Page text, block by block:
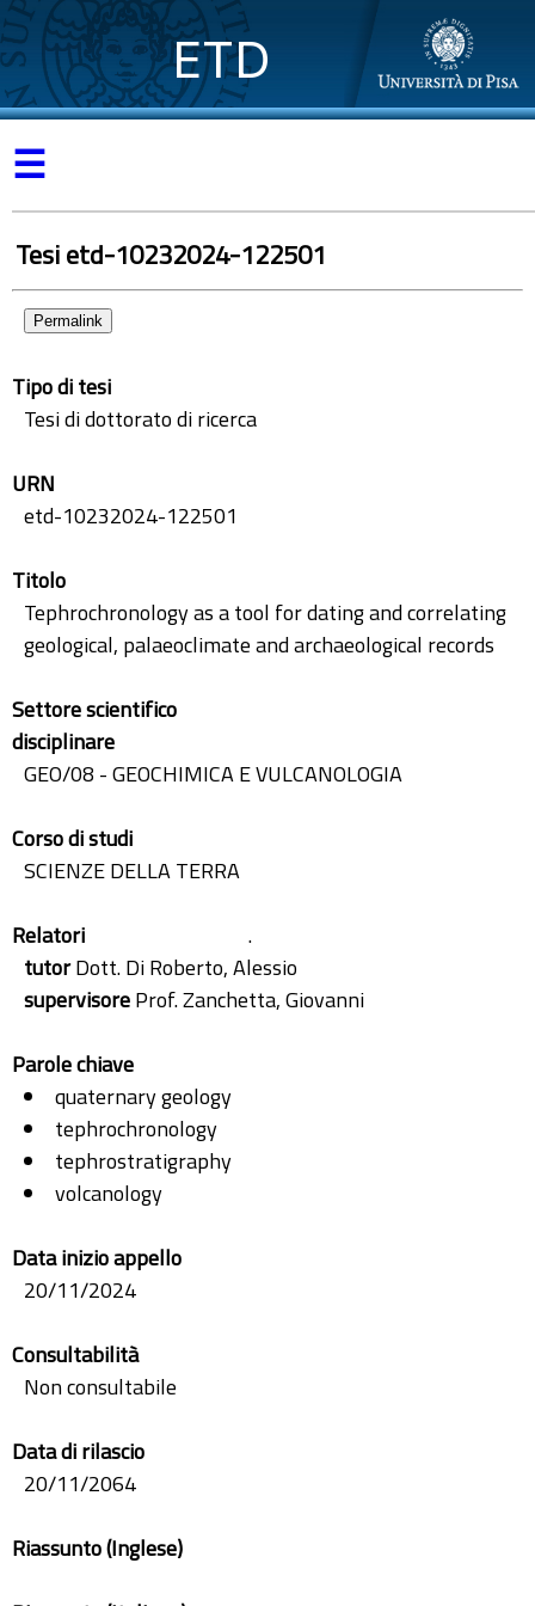
ETD
☰
Tesi etd-10232024-122501
Permalink
Tipo di tesi
Tesi di dottorato di ricerca
URN
etd-10232024-122501
Titolo
Tephrochronology as a tool for dating and correlating
geological, palaeoclimate and archaeological records
Settore scientifico
disciplinare
GEO/08 - GEOCHIMICA E VULCANOLOGIA
Corso di studi
SCIENZE DELLA TERRA
Relatori
.
tutorDott. Di Roberto, Alessio
supervisoreProf. Zanchetta, Giovanni
Parole chiave
quaternary geology
tephrochronology
tephrostratigraphy
volcanology
Data inizio appello
20/11/2024
Consultabilità
Non consultabile
Data di rilascio
20/11/2064
Riassunto (Inglese)